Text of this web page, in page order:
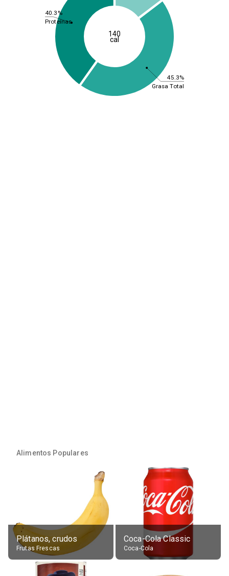
45.3%
40.3%
Grasa Total
Proteínas
140
cal
Alimentos Populares
Plátanos, crudos
Frutas Frescas
Coca-Cola Classic
Coca-Cola